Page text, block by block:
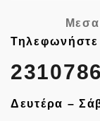
Τηλεφωνήστε
Δευτέρα –